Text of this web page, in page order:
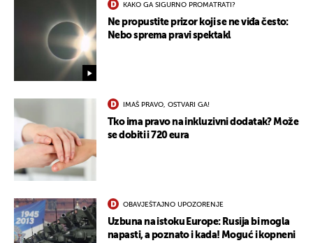
KAKO GA SIGURNO PROMATRATI?
Ne propustite prizor koji se ne viđa često:
Nebo sprema pravi spektakl
IMAŠ PRAVO, OSTVARI GA!
Tko ima pravo na inkluzivni dodatak? Može
se dobiti i 720 eura
OBAVJEŠTAJNO UPOZORENJE
Uzbuna na istoku Europe: Rusija bi mogla
napasti, a poznato i kada! Moguć i kopneni